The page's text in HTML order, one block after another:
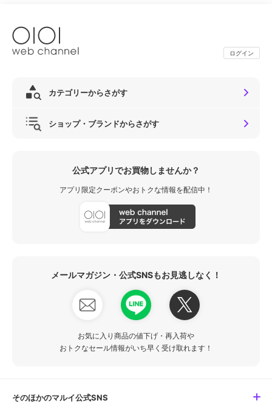
ログイン
カテゴリーからさがす
ショップ・ブランドからさがす
公式アプリでお買物しませんか？
アプリ限定クーポンやおトクな情報を配信中！
メールマガジン・公式SNSもお見逃しなく！
お気に入り商品の値下げ・再入荷や
おトクなセール情報がいち早く受け取れます！
そのほかのマルイ公式SNS